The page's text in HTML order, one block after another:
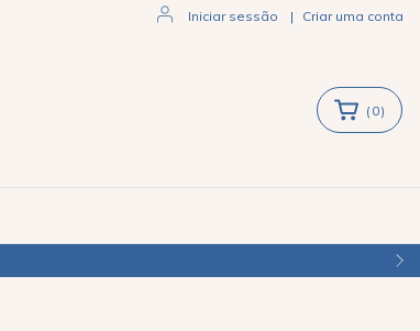
Iniciar sessão | Criar uma conta
( 0)